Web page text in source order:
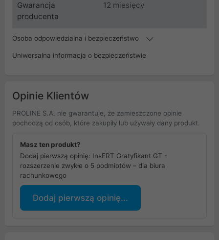
Gwarancja
producenta
12 miesięcy
Osoba odpowiedzialna i bezpieczeństwo
Uniwersalna informacja o bezpieczeństwie
Opinie Klientów
PROLINE S.A. nie gwarantuje, że zamieszczone opinie
pochodzą od osób, które zakupiły lub używały dany produkt.
Masz ten produkt?
Dodaj pierwszą opinię: InsERT Gratyfikant GT -
rozszerzenie zwykłe o 5 podmiotów – dla biura
rachunkowego
Dodaj pierwszą opinię...